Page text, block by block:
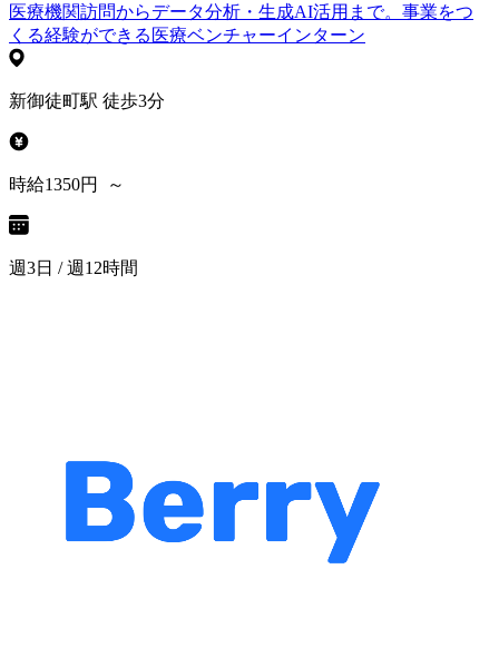
医療機関訪問からデータ分析・生成AI活用まで。事業をつ
くる経験ができる医療ベンチャーインターン
新御徒町駅 徒歩3分
時給1350円 ～
週3日 / 週12時間